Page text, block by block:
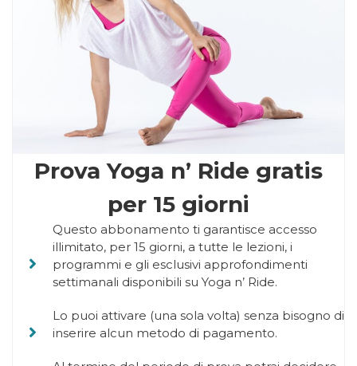
Prova Yoga n’ Ride gratis
per 15 giorni
Questo abbonamento ti garantisce accesso
illimitato, per 15 giorni, a tutte le lezioni, i
programmi e gli esclusivi approfondimenti
settimanali disponibili su Yoga n’ Ride.
Lo puoi attivare (una sola volta) senza bisogno di
inserire alcun metodo di pagamento.